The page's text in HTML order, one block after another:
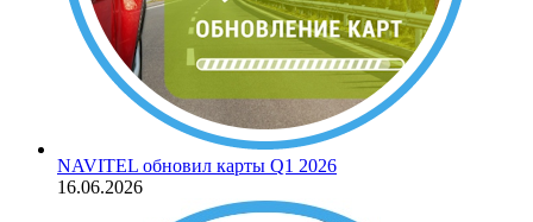
NAVITEL обновил карты Q1 2026
16.06.2026